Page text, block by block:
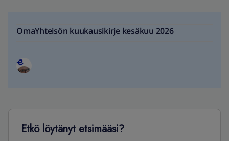
OmaYhteisön kuukausikirje kesäkuu 2026
Etkö löytänyt etsimääsi?